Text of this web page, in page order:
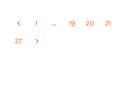
1 … 19 20 21
27